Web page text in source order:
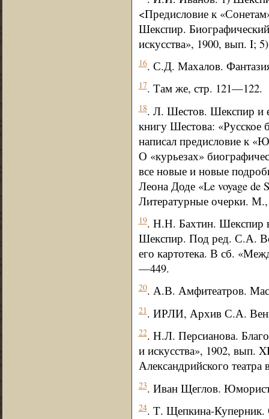
<Предисловие к
Шекспир.
искусства», 1900, вып. I;
16. С.Д. Махалов.
17. Там же, стр. 121—122.
18. Л. Шестов. Шекспир и
книгу Шестова:
написал предисловие к
О «курьезах»
все новые и новые
Леона Доде «Le voyage de
Литературные очерки. М.,
19. Н.Н. Бахтин. Шекспир
Шекспир. Под ред. С.А.
его картотека. В сб.
—449.
20. А.В. Амфитеатров.
21. ИРЛИ, Архив С.А.
22. Н.Л. Персианова.
и искусства», 1902, вып.
Александрийского
23. Иван Щеглов.
24. Т. Щепкина-Куперник.